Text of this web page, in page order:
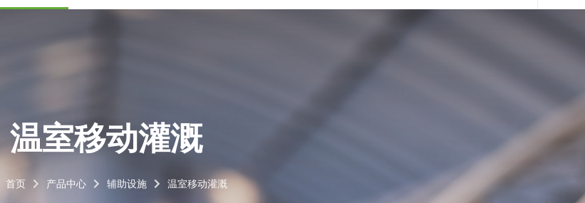
温室移动灌溉
首页 产品中心 辅助设施 温室移动灌溉